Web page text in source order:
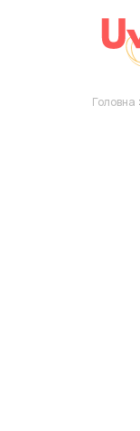
Головна